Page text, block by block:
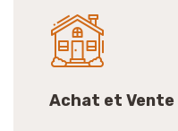
Achat et Vente